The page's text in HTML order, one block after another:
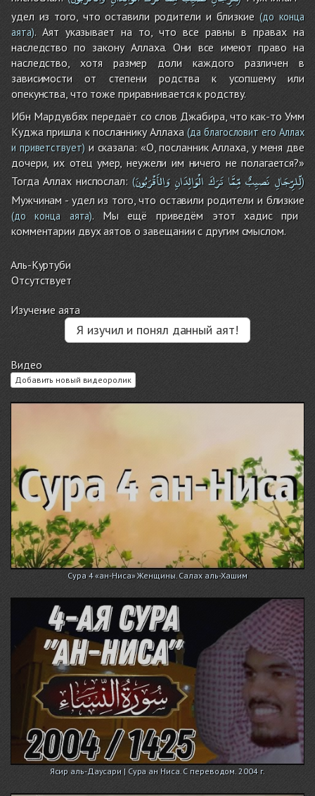
удел из того, что оставили родители и близкие(до конца
аята). Аят указывает на то, что все равны в правах на
наследство по закону Аллаха. Они все имеют право на
наследство, хотя размер доли каждого различен в
зависимости от степени родства к усопшему или
опекунства, что тоже приравнивается к родству.
Ибн Мардувбях передаёт со слов Джабира, что как-то Умм
Куджа пришла к посланнику Аллаха(да благословит его Аллах
и приветствует)и сказала: «О, посланник Аллаха, у меня две
дочери, их отец умер, неужели им ничего не полагается?»
Тогда Аллах ниспослал:( لِّلرِّجَالِ نَصيِبٌ مِّمَّا تَرَكَالْوَالِدَانِ وَالأَقْرَبُونَ )
Мужчинам - удел из того, что оставили родители и близкие
(до конца аята). Мы ещё приведём этот хадис при
комментарии двух аятов о завещании с другим смыслом.
Аль-Куртуби
Отсутствует
Изучение аята
Я изучил и понял данный аят!
Видео
Добавить новый видеоролик
Сура 4 «ан-Ниса» Женщины. Салах аль-Хашим
Ясир аль-Даусари | Сура ан Ниса. С переводом. 2004 г.